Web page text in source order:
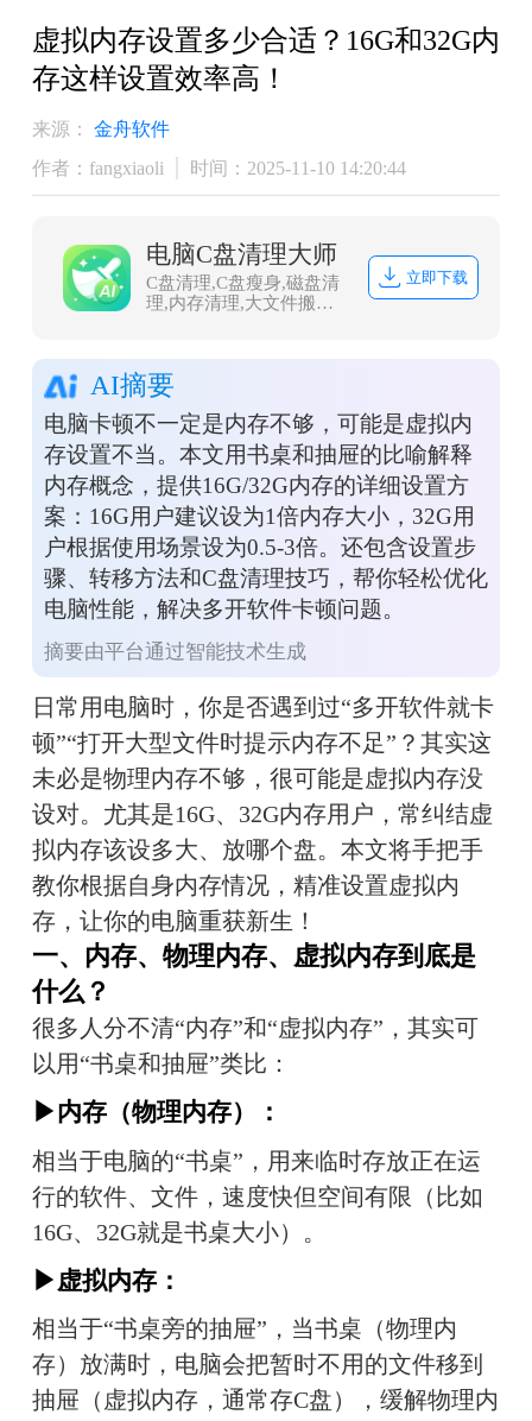
虚拟内存设置多少合适？16G和32G内
存这样设置效率高！
来源：
金舟软件
作者：fangxiaoli
时间：2025-11-10 14:20:44
电脑C盘清理大师
C盘清理,C盘瘦身,磁盘清
理,内存清理,大文件搬家,
立即下载
AI摘要
电脑卡顿不一定是内存不够，可能是虚拟内
存设置不当。本文用书桌和抽屉的比喻解释
内存概念，提供16G/32G内存的详细设置方
案：16G用户建议设为1倍内存大小，32G用
户根据使用场景设为0.5-3倍。还包含设置步
骤、转移方法和C盘清理技巧，帮你轻松优化
电脑性能，解决多开软件卡顿问题。
摘要由平台通过智能技术生成
日常用电脑时，你是否遇到过“多开软件就卡
顿”“打开大型文件时提示内存不足”？其实这
未必是物理内存不够，很可能是虚拟内存没
设对。尤其是16G、32G内存用户，常纠结虚
拟内存该设多大、放哪个盘。本文将手把手
教你根据自身内存情况，精准设置虚拟内
存，让你的电脑重获新生！
一、内存、物理内存、虚拟内存到底是
什么？
很多人分不清“内存”和“虚拟内存”，其实可
以用“书桌和抽屉”类比：
▶内存（物理内存）：
相当于电脑的“书桌”，用来临时存放正在运
行的软件、文件，速度快但空间有限（比如
16G、32G就是书桌大小）。
▶虚拟内存：
相当于“书桌旁的抽屉”，当书桌（物理内
存）放满时，电脑会把暂时不用的文件移到
抽屉（虚拟内存，通常存C盘），缓解物理内